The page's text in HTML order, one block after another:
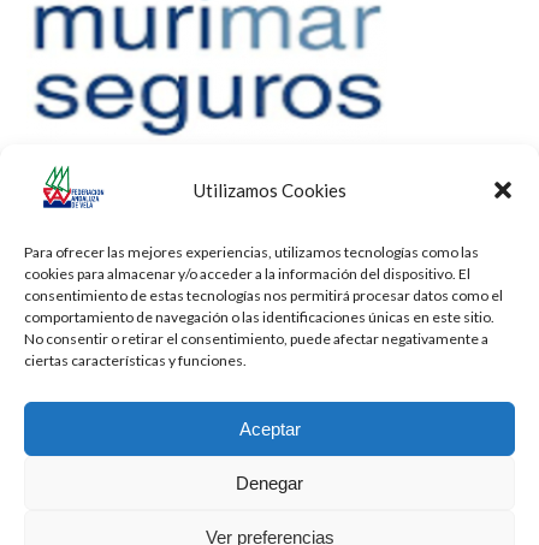
Utilizamos Cookies
Para ofrecer las mejores experiencias, utilizamos tecnologías como las
cookies para almacenar y/o acceder a la información del dispositivo. El
consentimiento de estas tecnologías nos permitirá procesar datos como el
comportamiento de navegación o las identificaciones únicas en este sitio.
No consentir o retirar el consentimiento, puede afectar negativamente a
ciertas características y funciones.
Aceptar
Denegar
Ver preferencias
Todos los derechos reservados -Privacidad